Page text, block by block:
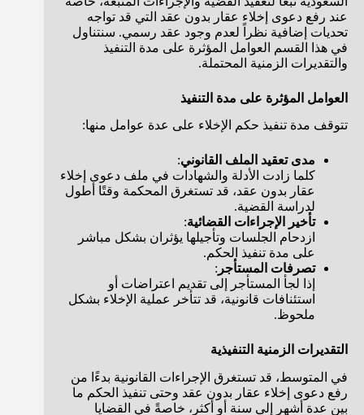
عند رفع دعوى إخلاء عقار بدون عقد التي قد تواجه
تحديات إضافية نظراً لعدم وجود عقد رسمي. سنتناول
في هذا القسم العوامل المؤثرة على مدة التنفيذ
والتقديرات الزمنية المحتملة.
العوامل المؤثرة على مدة التنفيذ
تتوقف مدة تنفيذ حكم الإخلاء على عدة عوامل منها:
مدى تعقيد الملف القانوني:
كلما زادت الأدلة والشهادات في ملف دعوى إخلاء
عقار بدون عقد، قد تستغرق المحكمة وقتًا أطول
لدراسة القضية.
تأخير الإجراءات القضائية:
ازدحام الجلسات وتأجيلها يؤثران بشكل مباشر
على مدة تنفيذ الحكم.
تصرفات المستأجر :
إذا لجأ المستأجر إلى تقديم اعتراضات أو
استئنافات قانونية، قد تتأخر عملية الإخلاء بشكل
ملحوظ.
التقديرات الزمنية التنفيذية
في المتوسط، قد تستغرق الإجراءات القانونية بدءًا من
رفع دعوى إخلاء عقار بدون عقد وحتى تنفيذ الحكم ما
بين عدة أشهر إلى سنة أو أكثر، خاصةً في القضايا